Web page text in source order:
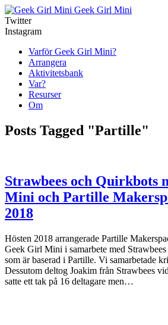
Geek Girl Mini
Twitter
Instagram
Varför Geek Girl Mini?
Arrangera
Aktivitetsbank
Var?
Resurser
Om
Posts Tagged "Partille"
Strawbees och Quirkbots
Mini och Partille
2018
Hösten 2018 arrangerade Partille
Geek Girl Mini i samarbete med Strawbees
som är baserad i Partille. Vi samarbetade
Dessutom deltog Joakim från Strawbees
satte ett tak på 16 deltagare men…